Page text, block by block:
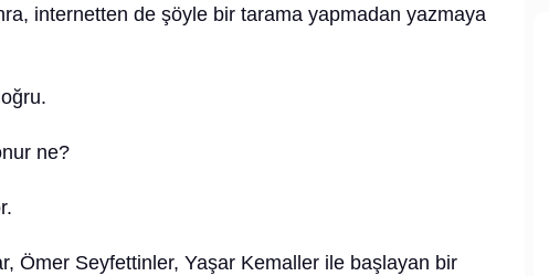
internetten de şöyle bir tarama yapmadan yazmaya
ne?
Ömer Seyfettinler, Yaşar Kemaller ile başlayan bir